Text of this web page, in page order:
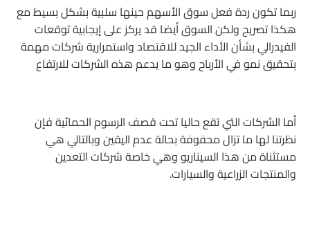
ربما تكون ردة فعل سوق الأسهم حينها سلبية بشكل بسيط مع
هكذا تصريح ولكن السوق أيضا قد يركز على إيجابية توقعات
الفيدرالي بشأن الأداء الجيد للاقتصاد واستمرارية شركات مهمة
بتحقيق نمو في الأرباح وهو ما يدعم هذه الشركات للارتفاع
أما الشركات التي تقع حاليا تحت قصف الرسوم الحمائية فإن
نظرتنا لها ما تزال محفوفة بحالة عدم اليقين وبالتالي هي
مستثناة من هذا السيناريو وهي خاصة شركات التعدين
والمنتجات الزراعية والسيارات.